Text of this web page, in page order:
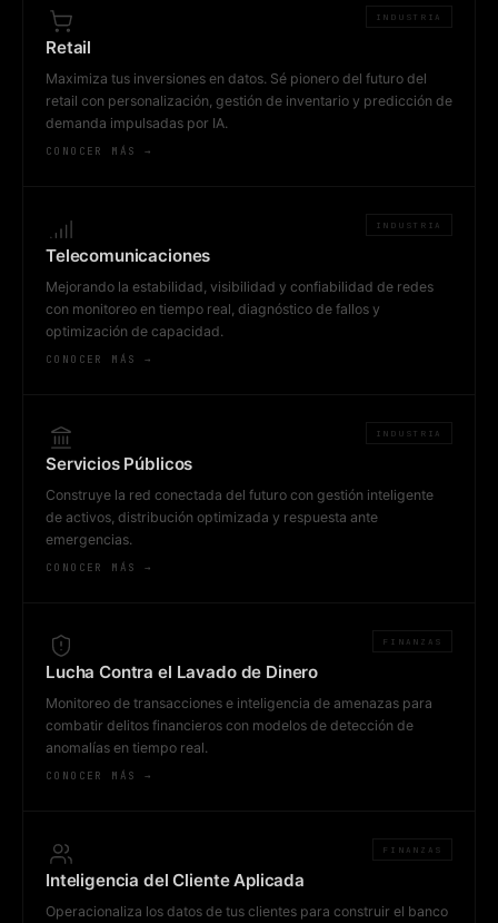
INDUSTRIA
Retail
Maximiza tus inversiones en datos. Sé pionero del futuro del
retail con personalización, gestión de inventario y predicción de
demanda impulsadas por IA.
CONOCER MÁS →
INDUSTRIA
Telecomunicaciones
Mejorando la estabilidad, visibilidad y confiabilidad de redes
con monitoreo en tiempo real, diagnóstico de fallos y
optimización de capacidad.
CONOCER MÁS →
INDUSTRIA
Servicios Públicos
Construye la red conectada del futuro con gestión inteligente
de activos, distribución optimizada y respuesta ante
emergencias.
CONOCER MÁS →
FINANZAS
Lucha Contra el Lavado de Dinero
Monitoreo de transacciones e inteligencia de amenazas para
combatir delitos financieros con modelos de detección de
anomalías en tiempo real.
CONOCER MÁS →
FINANZAS
Inteligencia del Cliente Aplicada
Operacionaliza los datos de tus clientes para construir el banco